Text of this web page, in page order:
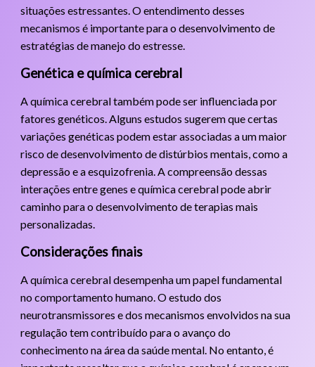
situações estressantes. O entendimento desses
mecanismos é importante para o desenvolvimento de
estratégias de manejo do estresse.
Genética e química cerebral
A química cerebral também pode ser influenciada por
fatores genéticos. Alguns estudos sugerem que certas
variações genéticas podem estar associadas a um maior
risco de desenvolvimento de distúrbios mentais, como a
depressão e a esquizofrenia. A compreensão dessas
interações entre genes e química cerebral pode abrir
caminho para o desenvolvimento de terapias mais
personalizadas.
Considerações finais
A química cerebral desempenha um papel fundamental
no comportamento humano. O estudo dos
neurotransmissores e dos mecanismos envolvidos na sua
regulação tem contribuído para o avanço do
conhecimento na área da saúde mental. No entanto, é